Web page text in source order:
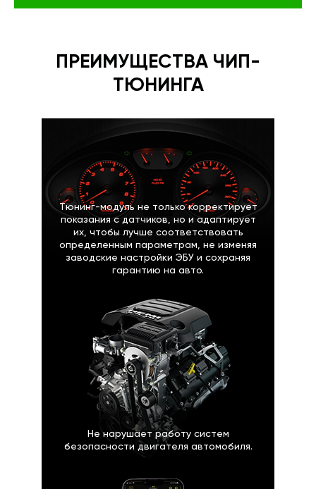
ПРЕИМУЩЕСТВА ЧИП-
ТЮНИНГА
Тюнинг-модуль не только корректирует
показания с датчиков, но и адаптирует
их, чтобы лучше соответствовать
определенным параметрам, не изменяя
заводские настройки ЭБУ и сохраняя
гарантию на авто.
Не нарушает работу систем
безопасности двигателя автомобиля.